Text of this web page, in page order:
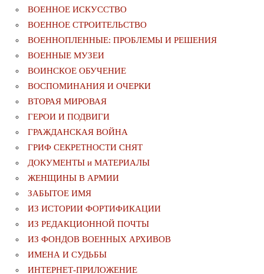
ВОЕННОЕ ИСКУССТВО
ВОЕННОЕ СТРОИТЕЛЬСТВО
ВОЕННОПЛЕННЫЕ: ПРОБЛЕМЫ И РЕШЕНИЯ
ВОЕННЫЕ МУЗЕИ
ВОИНСКОЕ ОБУЧЕНИЕ
ВОСПОМИНАНИЯ И ОЧЕРКИ
ВТОРАЯ МИРОВАЯ
ГЕРОИ И ПОДВИГИ
ГРАЖДАНСКАЯ ВОЙНА
ГРИФ СЕКРЕТНОСТИ СНЯТ
ДОКУМЕНТЫ и МАТЕРИАЛЫ
ЖЕНЩИНЫ В АРМИИ
ЗАБЫТОЕ ИМЯ
ИЗ ИСТОРИИ ФОРТИФИКАЦИИ
ИЗ РЕДАКЦИОННОЙ ПОЧТЫ
ИЗ ФОНДОВ ВОЕННЫХ АРХИВОВ
ИМЕНА И СУДЬБЫ
ИНТЕРНЕТ-ПРИЛОЖЕНИЕ